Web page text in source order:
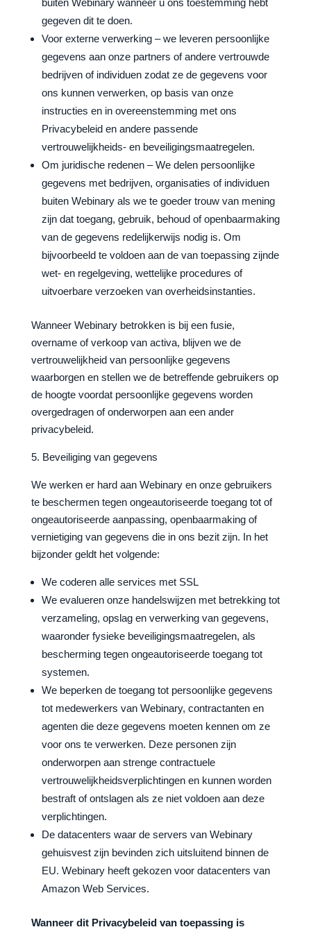
buiten Webinary wanneer u ons toestemming hebt
gegeven dit te doen.
Voor externe verwerking – we leveren persoonlijke
gegevens aan onze partners of andere vertrouwde
bedrijven of individuen zodat ze de gegevens voor
ons kunnen verwerken, op basis van onze
instructies en in overeenstemming met ons
Privacybeleid en andere passende
vertrouwelijkheids- en beveiligingsmaatregelen.
Om juridische redenen – We delen persoonlijke
gegevens met bedrijven, organisaties of individuen
buiten Webinary als we te goeder trouw van mening
zijn dat toegang, gebruik, behoud of openbaarmaking
van de gegevens redelijkerwijs nodig is. Om
bijvoorbeeld te voldoen aan de van toepassing zijnde
wet- en regelgeving, wettelijke procedures of
uitvoerbare verzoeken van overheidsinstanties.
Wanneer Webinary betrokken is bij een fusie,
overname of verkoop van activa, blijven we de
vertrouwelijkheid van persoonlijke gegevens
waarborgen en stellen we de betreffende gebruikers op
de hoogte voordat persoonlijke gegevens worden
overgedragen of onderworpen aan een ander
privacybeleid.
5. Beveiliging van gegevens
We werken er hard aan Webinary en onze gebruikers
te beschermen tegen ongeautoriseerde toegang tot of
ongeautoriseerde aanpassing, openbaarmaking of
vernietiging van gegevens die in ons bezit zijn. In het
bijzonder geldt het volgende:
We coderen alle services met SSL
We evalueren onze handelswijzen met betrekking tot
verzameling, opslag en verwerking van gegevens,
waaronder fysieke beveiligingsmaatregelen, als
bescherming tegen ongeautoriseerde toegang tot
systemen.
We beperken de toegang tot persoonlijke gegevens
tot medewerkers van Webinary, contractanten en
agenten die deze gegevens moeten kennen om ze
voor ons te verwerken. Deze personen zijn
onderworpen aan strenge contractuele
vertrouwelijkheidsverplichtingen en kunnen worden
bestraft of ontslagen als ze niet voldoen aan deze
verplichtingen.
De datacenters waar de servers van Webinary
gehuisvest zijn bevinden zich uitsluitend binnen de
EU. Webinary heeft gekozen voor datacenters van
Amazon Web Services.
Wanneer dit Privacybeleid van toepassing is